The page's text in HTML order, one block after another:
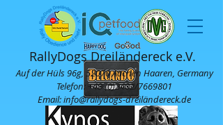
Auf der Hüls 96g, 52070 Aachen Haaren, Germany
Telefon:+49 (0)2402/7669801
Email: info@rallydogs-dreiländereck.de
RallyDogs Dreiländereck e.V.